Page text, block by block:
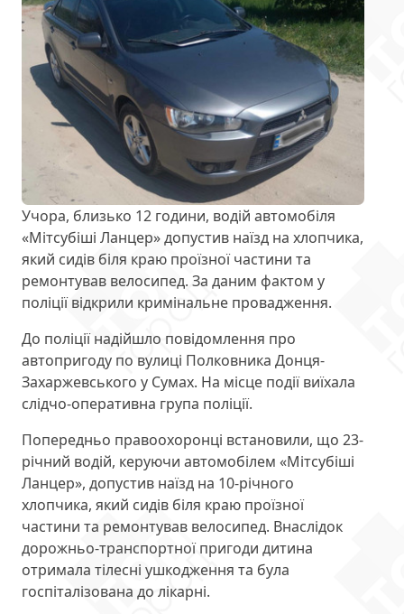
Учора, близько 12 години, водій автомобіля
«Мітсубіші Ланцер» допустив наїзд на хлопчика,
який сидів біля краю проїзної частини та
ремонтував велосипед. За даним фактом у
поліції відкрили кримінальне провадження.
До поліції надійшло повідомлення про
автопригоду по вулиці Полковника Донця-
Захаржевського у Сумах. На місце події виїхала
слідчо-оперативна група поліції.
Попередньо правоохоронці встановили, що 23-
річний водій, керуючи автомобілем «Мітсубіші
Ланцер», допустив наїзд на 10-річного
хлопчика, який сидів біля краю проїзної
частини та ремонтував велосипед. Внаслідок
дорожньо-транспортної пригоди дитина
отримала тілесні ушкодження та була
госпіталізована до лікарні.